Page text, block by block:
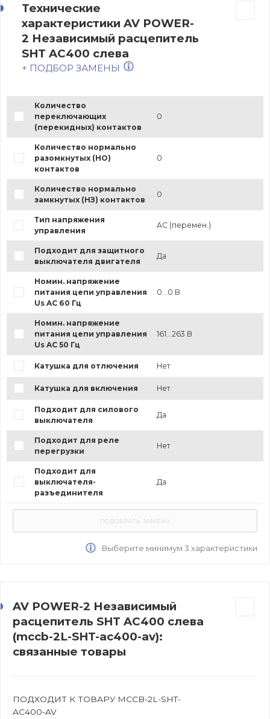
Технические
характеристики AV POWER-
2 Независимый расцепитель
SHT AC400 слева
+ ПОДБОР ЗАМЕНЫ
Количество
переключающих
(перекидных) контактов
0
Количество нормально
разомкнутых (НО)
контактов
0
Количество нормально
замкнутых (НЗ) контактов
0
Тип напряжения
управления
AC (перемен.)
Подходит для защитного
выключателя двигателя
Да
Номин. напряжение
питания цепи управления
Us AC 60 Гц
0...0 В
Номин. напряжение
питания цепи управления
Us AC 50 Гц
161...263 В
Катушка для отлючения Нет
Катушка для включения Нет
Подходит для силового
выключателя
Да
Подходит для реле
перегрузки
Нет
Подходит для
выключателя-
разъединителя
Да
Выберите минимум 3 характеристики
AV POWER-2 Независимый
расцепитель SHT AC400 слева
(mccb-2L-SHT-ac400-av):
связанные товары
ПОДХОДИТ К ТОВАРУ MCCB-2L-SHT-
AC400-AV